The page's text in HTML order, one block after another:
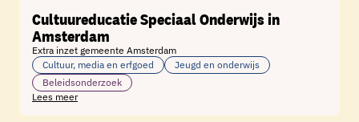
Cultuureducatie Speciaal Onderwijs in
Amsterdam
Extra inzet gemeente Amsterdam
Cultuur, media en erfgoed
Jeugd en onderwijs
Beleidsonderzoek
Lees meer